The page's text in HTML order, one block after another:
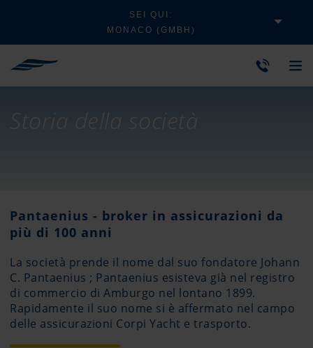
SEI QUI:
MONACO (GMBH)
Storia della società
Pantaenius - broker in assicurazioni da
più di 100 anni
La società prende il nome dal suo fondatore Johann
C. Pantaenius ; Pantaenius esisteva già nel registro
di commercio di Amburgo nel lontano 1899.
Rapidamente il suo nome si è affermato nel campo
delle assicurazioni Corpi Yacht e trasporto.